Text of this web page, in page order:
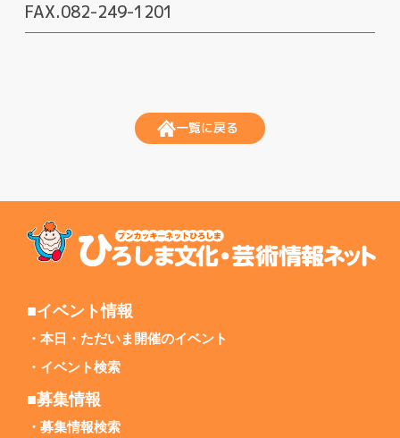
FAX.082-249-1201
一覧に戻る
■イベント情報
本日・ただいま開催のイベント
イベント検索
■募集情報
募集情報検索